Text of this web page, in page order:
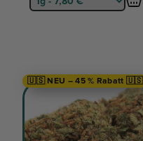
🇺🇸 NEU – 45 % Rabatt 🇺🇸